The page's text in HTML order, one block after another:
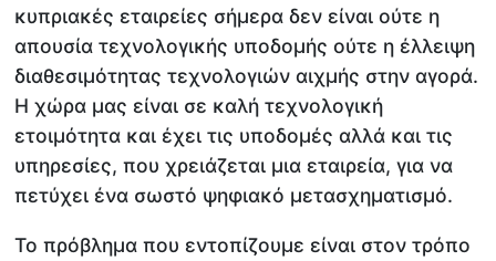
κυπριακές εταιρείες σήμερα δεν είναι ούτε η
απουσία τεχνολογικής υποδομής ούτε η έλλειψη
διαθεσιμότητας τεχνολογιών αιχμής στην αγορά.
Η χώρα μας είναι σε καλή τεχνολογική
ετοιμότητα και έχει τις υποδομές αλλά και τις
υπηρεσίες, που χρειάζεται μια εταιρεία, για να
πετύχει ένα σωστό ψηφιακό μετασχηματισμό.
Το πρόβλημα που εντοπίζουμε είναι στον τρόπο